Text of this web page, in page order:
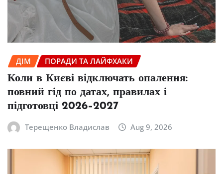
ДІМ ПОРАДИ ТА ЛАЙФХАКИ
Коли в Києві відключать опалення:
повний гід по датах, правилах і
підготовці 2026–2027
Терещенко Владислав Aug 9, 2026